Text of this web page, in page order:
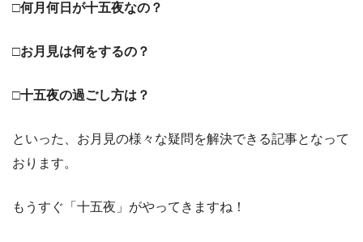
□何月何日が十五夜なの？
□お月見は何をするの？
□十五夜の過ごし方は？
といった、お月見の様々な疑問を解決できる記事となって
おります。
もうすぐ「十五夜」がやってきますね！